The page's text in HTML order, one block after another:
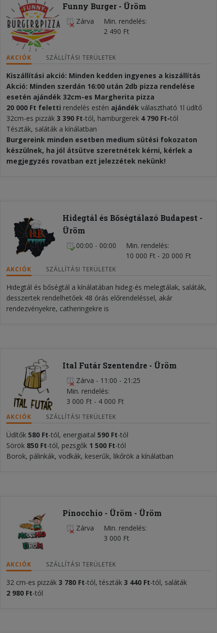
Funny Burger - Üröm
Zárva
Min. rendelés
2 490 Ft
AKCIÓK SZÁLLÍTÁSI TERÜLETEK
Kiszállítási akció: Minden kedden ingyenes a kiszállítás
Akció: Minden szerdán 16:00 után 2db pizza rendelése
esetén ajándék 32cm-es Margherita pizza
20 000 Ft feletti rendelés estén ajándék választható 1l üdítő
32cm-es pizzák 3 390 Ft-tól, hamburgerek 4 790 Ft-tól
Tészták, saláták a kínálatban
Burgereink minden esetben medium sütési fokozaton
készülnek, ha jól átsütve szeretnétek kérni, kérlek a
megjegyzés rovatban ezt jelezzétek nekünk!
Hidegtál és Bőségtálazó Budapest -
Üröm
00:00 - 00:00
Min. rendelés
10 000 Ft - 20 000 Ft
AKCIÓK SZÁLLÍTÁSI TERÜLETEK
Hidegtál és bőségtál a kínálatában hideg-és melegtálak, saláták,
desszertek rendelhetőek 48 órás előrendeléssel, akár
rendezvényekre, catheringekre is
Ital Futár Szentendre - Üröm
Zárva - 11:00 - 21:25
Min. rendelés
3 000 Ft - 4 000 Ft
AKCIÓK SZÁLLÍTÁSI TERÜLETEK
Üdítők 580 Ft-tól, energiaital 590 Ft-tól
Sörök 850 Ft-tól, pezsgők 1 500 Ft-tól
Borok, pálinkák, vodkák, keserűk, likőrök a kínálatban
Pinocchio - Üröm - Üröm
Zárva
Min. rendelés
3 000 Ft
AKCIÓK SZÁLLÍTÁSI TERÜLETEK
32 cm-es pizzák 3 780 Ft-tól, tészták 3 440 Ft-tól, saláták
2 980 Ft-tól